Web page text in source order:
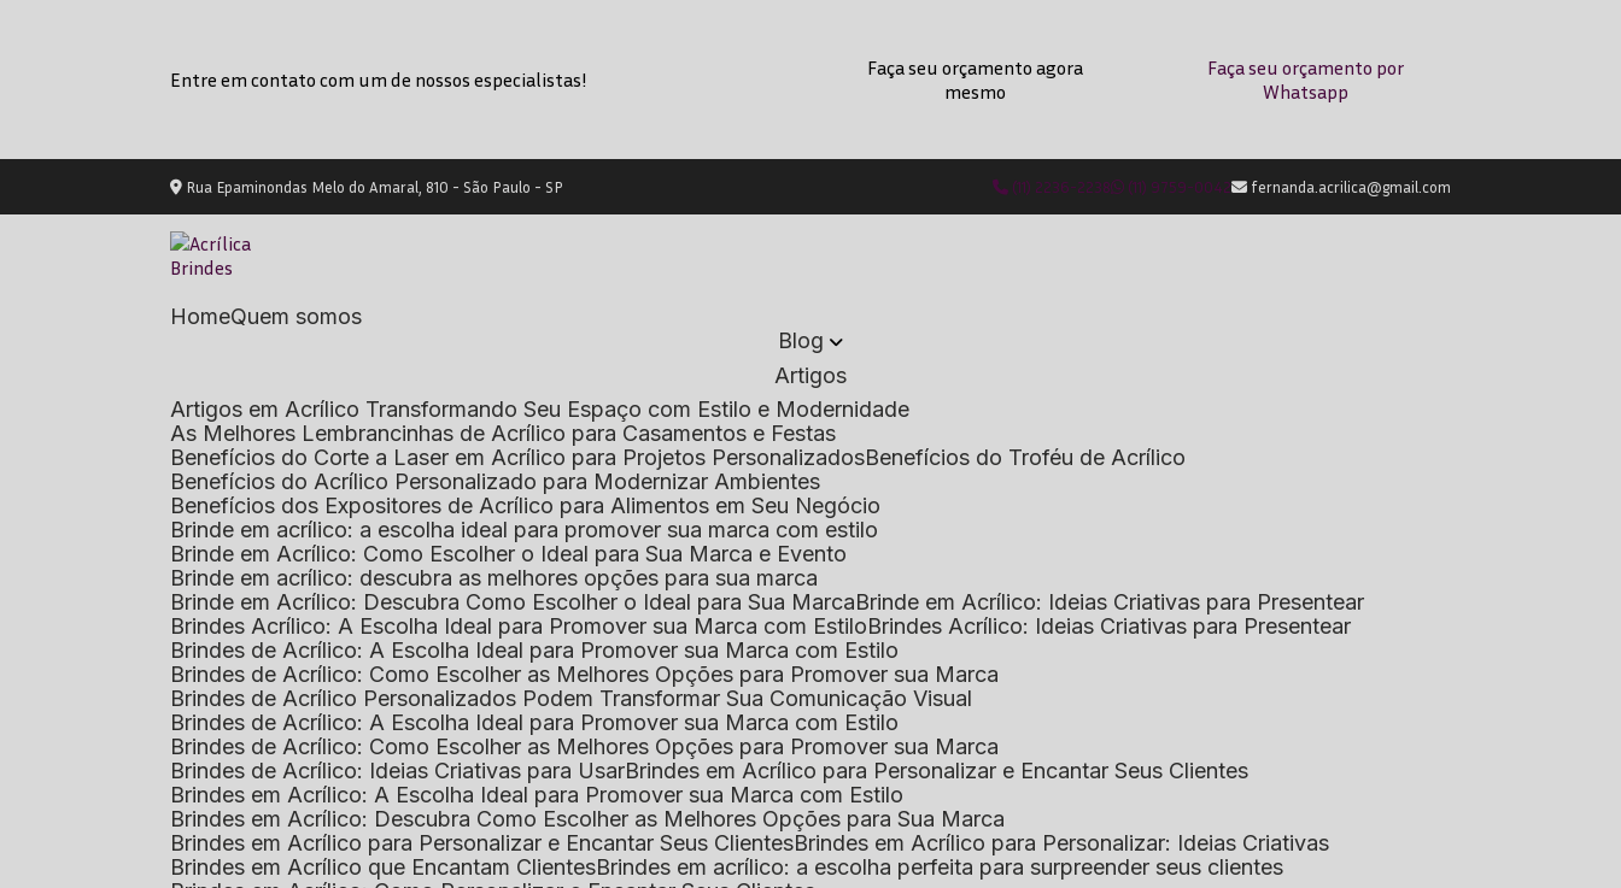
Entre em contato com um de nossos especialistas!
Faça seu orçamento agora
mesmo
Faça seu orçamento por
Whatsapp
Rua Epaminondas Melo do Amaral, 810 - São Paulo - SP (11) 2236-2238 (11) 9759-0042 fernanda.acrilica@gmail.com
Home
Quem somos
Blog
Artigos
Artigos em Acrílico Transformando Seu Espaço com Estilo e Modernidade
As Melhores Lembrancinhas de Acrílico para Casamentos e Festas
Benefícios do Corte a Laser em Acrílico para Projetos Personalizados
Benefícios do Troféu de Acrílico
Benefícios do Acrílico Personalizado para Modernizar Ambientes
Benefícios dos Expositores de Acrílico para Alimentos em Seu Negócio
Brinde em acrílico: a escolha ideal para promover sua marca com estilo
Brinde em Acrílico: Como Escolher o Ideal para Sua Marca e Evento
Brinde em acrílico: descubra as melhores opções para sua marca
Brinde em Acrílico: Descubra Como Escolher o Ideal para Sua Marca
Brinde em Acrílico: Ideias Criativas para Presentear
Brindes Acrílico: A Escolha Ideal para Promover sua Marca com Estilo
Brindes Acrílico: Ideias Criativas para Presentear
Brindes de Acrílico: A Escolha Ideal para Promover sua Marca com Estilo
Brindes de Acrílico: Como Escolher as Melhores Opções para Promover sua Marca
Brindes de Acrílico Personalizados Podem Transformar Sua Comunicação Visual
Brindes de Acrílico: A Escolha Ideal para Promover sua Marca com Estilo
Brindes de Acrílico: Como Escolher as Melhores Opções para Promover sua Marca
Brindes de Acrílico: Ideias Criativas para Usar
Brindes em Acrílico para Personalizar e Encantar Seus Clientes
Brindes em Acrílico: A Escolha Ideal para Promover sua Marca com Estilo
Brindes em Acrílico: Descubra Como Escolher as Melhores Opções para Sua Marca
Brindes em Acrílico para Personalizar e Encantar Seus Clientes
Brindes em Acrílico para Personalizar: Ideias Criativas
Brindes em Acrílico que Encantam Clientes
Brindes em acrílico: a escolha perfeita para surpreender seus clientes